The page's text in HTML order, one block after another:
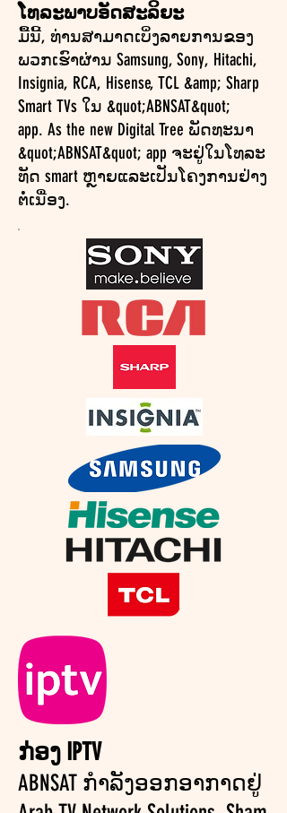
ໂທລະພາບອັດສະລິຍະ
ມື້ນີ້, ທ່ານສາມາດເບິ່ງລາຍການຂອງ
ພວກເຮົາຜ່ານ Samsung, Sony, Hitachi,
Insignia, RCA, Hisense, TCL &amp; Sharp
Smart TVs ໃນ &quot;ABNSAT&quot;
app. As the new Digital Tree ພັດທະນາ
&quot;ABNSAT&quot; app ຈະຢູ່ໃນໂທລະ
ທັດ smart ຫຼາຍແລະເປັນໂຄງການຢ່າງ
ຕໍ່ເນື່ອງ.
ກ່ອງ IPTV
ABNSAT ກໍາລັງອອກອາກາດຢູ່